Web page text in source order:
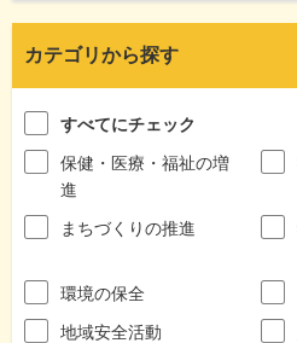
カテゴリから探す
すべてにチェック
保健・医療・福祉の増
進
まちづくりの推進
環境の保全
地域安全活動